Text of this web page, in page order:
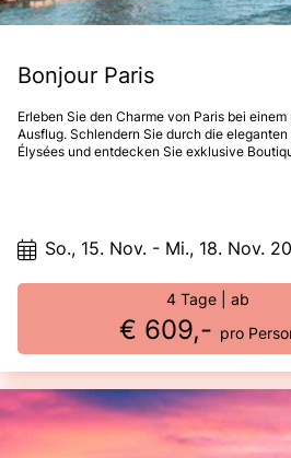
Bonjour Paris
Erleben Sie den Charme von Paris bei
Ausflug. Schlendern Sie durch die
Élysées und entdecken Sie exklusive
Sie das berühmte Kaufhaus Galeries
moderne Trends. Genießen Sie
Spezialitäten in charmanten Cafés und
So., 15. Nov. - Mi., 18. Nov.
4 Tage | ab
€ 609,- pro